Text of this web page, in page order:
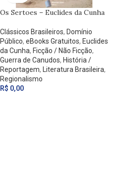
Os Sertoes – Euclides da Cunha
Clássicos Brasileiros, Domínio
Público, eBooks Gratuitos, Euclides
da Cunha, Ficção / Não Ficção,
Guerra de Canudos, História /
Reportagem, Literatura Brasileira,
Regionalismo
R$ 0,00